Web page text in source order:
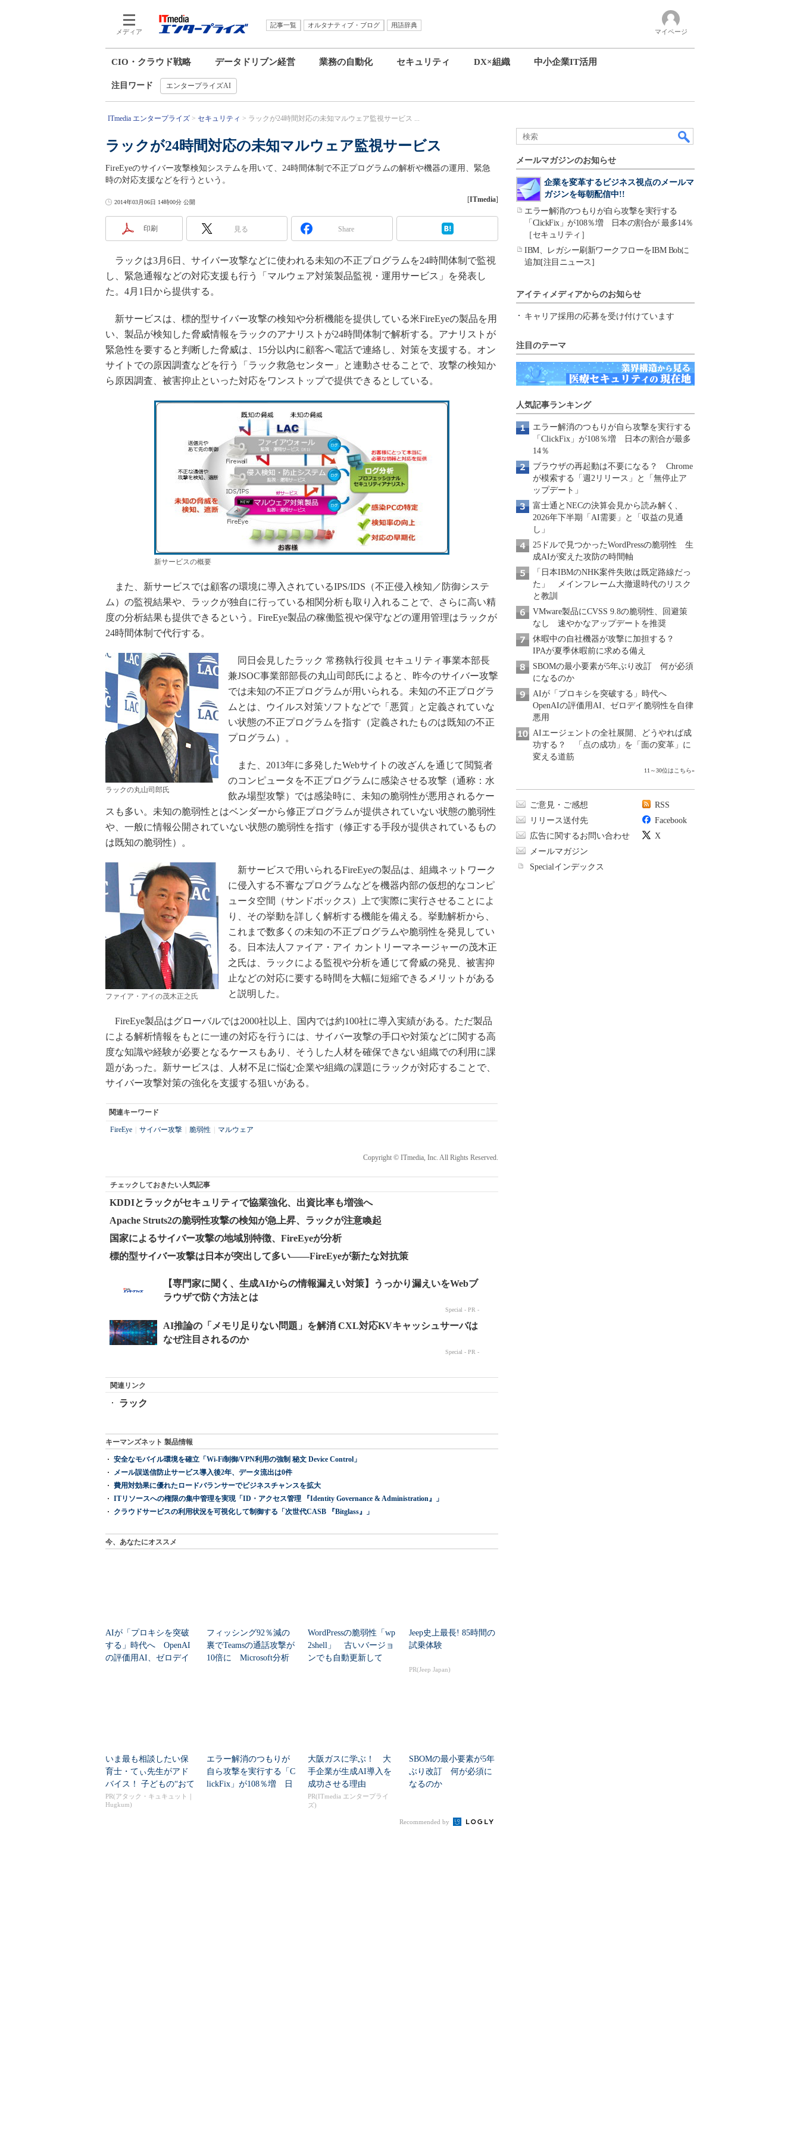
メディア
記事一覧 オルタナティブ・ブログ
用語辞典
マイページ
CIO・クラウド戦略 データドリブン経営 業務の自動化 セキュリティ DX×組織 中小企業IT活用
注目ワード エンタープライズAI
ITmedia エンタープライズ セキュリティ ラックが24時間対応の未知マルウェア監視サービス ...
ラックが24時間対応の未知マルウェア監視サービス
FireEyeのサイバー攻撃検知システムを用いて、24時間体制で不正プログラムの解析や機器の運用、緊急
時の対応支援などを行うという。
2014年03月06日 14時00分 公開 [ITmedia]
印刷 見る Share
ラックは3月6日、サイバー攻撃などに使われる未知の不正プログラムを24時間体制で監視
し、緊急通報などの対応支援も行う「マルウェア対策製品監視・運用サービス」を発表し
た。4月1日から提供する。
新サービスは、標的型サイバー攻撃の検知や分析機能を提供している米FireEyeの製品を用
い、製品が検知した脅威情報をラックのアナリストが24時間体制で解析する。アナリストが
緊急性を要すると判断した脅威は、15分以内に顧客へ電話で連絡し、対策を支援する。オン
サイトでの原因調査などを行う「ラック救急センター」と連動させることで、攻撃の検知か
ら原因調査、被害抑止といった対応をワンストップで提供できるとしている。
新サービスの概要
また、新サービスでは顧客の環境に導入されているIPS/IDS（不正侵入検知／防御システ
ム）の監視結果や、ラックが独自に行っている相関分析も取り入れることで、さらに高い精
度の分析結果も提供できるという。FireEye製品の稼働監視や保守などの運用管理はラックが
24時間体制で代行する。
ラックの丸山司郎氏
同日会見したラック 常務執行役員 セキュリティ事業本部長
兼JSOC事業部部長の丸山司郎氏によると、昨今のサイバー攻撃
では未知の不正プログラムが用いられる。未知の不正プログラ
ムとは、ウイルス対策ソフトなどで「悪質」と定義されていな
い状態の不正プログラムを指す（定義されたものは既知の不正
プログラム）。
また、2013年に多発したWebサイトの改ざんを通じて閲覧者
のコンピュータを不正プログラムに感染させる攻撃（通称：水
飲み場型攻撃）では感染時に、未知の脆弱性が悪用されるケー
スも多い。未知の脆弱性とはベンダーから修正プログラムが提供されていない状態の脆弱性
や、一般に情報公開されていない状態の脆弱性を指す（修正する手段が提供されているもの
は既知の脆弱性）。
ファイア・アイの茂木正之氏
新サービスで用いられるFireEyeの製品は、組織ネットワーク
に侵入する不審なプログラムなどを機器内部の仮想的なコンピ
ュータ空間（サンドボックス）上で実際に実行させることによ
り、その挙動を詳しく解析する機能を備える。挙動解析から、
これまで数多くの未知の不正プログラムや脆弱性を発見してい
る。日本法人ファイア・アイ カントリーマネージャーの茂木正
之氏は、ラックによる監視や分析を通じて脅威の発見、被害抑
止などの対応に要する時間を大幅に短縮できるメリットがある
と説明した。
FireEye製品はグローバルでは2000社以上、国内では約100社に導入実績がある。ただ製品
による解析情報をもとに一連の対応を行うには、サイバー攻撃の手口や対策などに関する高
度な知識や経験が必要となるケースもあり、そうした人材を確保できない組織での利用に課
題があった。新サービスは、人材不足に悩む企業や組織の課題にラックが対応することで、
サイバー攻撃対策の強化を支援する狙いがある。
関連キーワード
FireEye サイバー攻撃 脆弱性 マルウェア
Copyright © ITmedia, Inc. All Rights Reserved.
チェックしておきたい人気記事
KDDIとラックがセキュリティで協業強化、出資比率も増強へ
Apache Struts2の脆弱性攻撃の検知が急上昇、ラックが注意喚起
国家によるサイバー攻撃の地域別特徴、FireEyeが分析
標的型サイバー攻撃は日本が突出して多い――FireEyeが新たな対抗策
関連リンク
ラック
キーマンズネット 製品情報
安全なモバイル環境を確立「Wi-Fi制御/VPN利用の強制 秘文 Device Control」
メール誤送信防止サービス導入後2年、データ流出は0件
費用対効果に優れたロードバランサーでビジネスチャンスを拡大
ITリソースへの権限の集中管理を実現「ID・アクセス管理 『Identity Governance & Administration』」
クラウドサービスの利用状況を可視化して制御する「次世代CASB 『Bitglass』」
今、あなたにオススメ
AIが「プロキシを突破
する」時代へ OpenAI
の評価用AI、ゼロデイ
フィッシング92％減の
裏でTeamsの通話攻撃が
10倍に Microsoft分析
WordPressの脆弱性「wp
2shell」 古いバージョ
ンでも自動更新して
Jeep史上最長! 85時間の
試乗体験
PR(Jeep Japan)
いま最も相談したい保
育士・てぃ先生がアド
バイス！ 子どもの“おて
つだい”に、どん...
PR(アタック・キュキュット｜
Hugkum)
エラー解消のつもりが
自ら攻撃を実行する「C
lickFix」が108％増 日
大阪ガスに学ぶ！ 大
手企業が生成AI導入を
成功させる理由
PR(ITmedia エンタープライ
ズ)
SBOMの最小要素が5年
ぶり改訂 何が必須に
なるのか
Recommended by
メールマガジンのお知らせ
企業を変革するビジネス視点のメールマ
ガジンを毎朝配信中!!
エラー解消のつもりが自ら攻撃を実行する
「ClickFix」が108％増 日本の割合が 最多14％
［セキュリティ］
IBM、レガシー刷新ワークフローをIBM Bobに
追加[注目ニュース]
アイティメディアからのお知らせ
キャリア採用の応募を受け付けています
注目のテーマ
人気記事ランキング
エラー解消のつもりが自ら攻撃を実行する
「ClickFix」が108％増 日本の割合が最多
14％
ブラウザの再起動は不要になる？ Chrome
が模索する「週2リリース」と「無停止ア
ップデート」
富士通とNECの決算会見から読み解く、
2026年下半期「AI需要」と「収益の見通
し」
25ドルで見つかったWordPressの脆弱性 生
成AIが変えた攻防の時間軸
「日本IBMのNHK案件失敗は既定路線だっ
た」 メインフレーム大撤退時代のリスク
と教訓
VMware製品にCVSS 9.8の脆弱性、回避策
なし 速やかなアップデートを推奨
休暇中の自社機器が攻撃に加担する？
IPAが夏季休暇前に求める備え
SBOMの最小要素が5年ぶり改訂 何が必須
になるのか
AIが「プロキシを突破する」時代へ
OpenAIの評価用AI、ゼロデイ脆弱性を自律
悪用
AIエージェントの全社展開、どうやれば成
功する？ 「点の成功」を「面の変革」に
変える道筋
11～30位はこちら»
ご意見・ご感想
リリース送付先
広告に関するお問い合わせ
メールマガジン
Specialインデックス
RSS
Facebook
X